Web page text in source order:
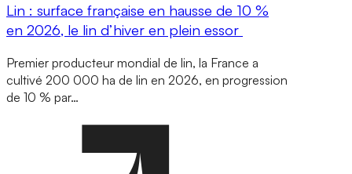
Lin : surface française en hausse de 10 %
en 2026, le lin d’hiver en plein essor
Premier producteur mondial de lin, la France a
cultivé 200 000 ha de lin en 2026, en progression
de 10 % par…